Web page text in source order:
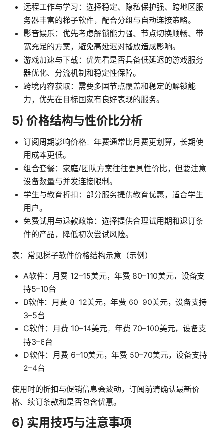
远程工作与学习：选择稳定、隐私保护强、跨地区服
务器丰富的梯子软件，配合分组与自动连接策略。
影音娱乐：优先考虑解锁能力强、节点切换顺畅、带
宽充足的方案，避免高延迟对播放造成影响。
游戏加速与下载：优先看是否具备低延迟的游戏服务
器优化、分流机制和稳定性保障。
跨境内容获取：需要多国节点覆盖和稳定的解锁能
力，优先在目标国家有良好表现的服务。
5) 价格结构与性价比分析
订阅周期影响价格：年费通常比月费更划算，长期使
用成本更低。
组合套餐：家庭/团队方案往往更具性价比，但要注意
设备数量与并发连接限制。
学生与教育折扣：部分服务提供教育优惠，适合学生
用户。
免费试用与退款政策：选择提供合理试用期和退订条
件的产品，降低初次尝试风险。
表：常见梯子软件价格结构示意（示例）
A软件：月费 12–15美元，年费 80–110美元，设备支
持5–10台
B软件：月费 8–12美元，年费 60–90美元，设备支持
3–5台
C软件：月费 10–14美元，年费 70–100美元，设备支
持3–6台
D软件：月费 6–10美元，年费 50–70美元，设备支持
2–4台
使用时的折扣与促销信息会波动，订阅前请确认最新价
格、续订条款和是否包含优惠。
6) 实用技巧与注意事项